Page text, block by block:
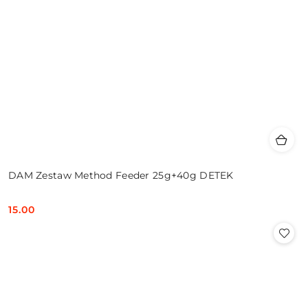
DAM Zestaw Method Feeder 25g+40g DETEK
Cena:
15.00